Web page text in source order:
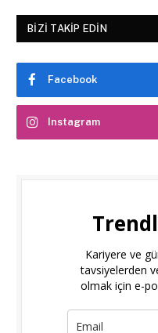
BIZI TAKIP EDIN
Facebook
Instagram
Kariyere ve
tavsiyelerden
olmak için e-